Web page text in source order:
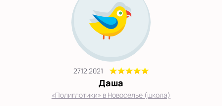
27.12.2021
Даша
«Полиглотики» в Новоселье (школа)